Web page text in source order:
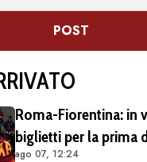
POST
Roma-Fiorentina: in
biglietti per la prima
ago 07, 12:24